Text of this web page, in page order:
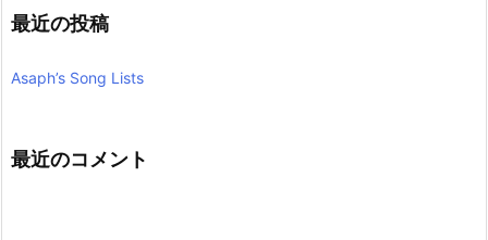
最近の投稿
Asaph’s Song Lists
最近のコメント